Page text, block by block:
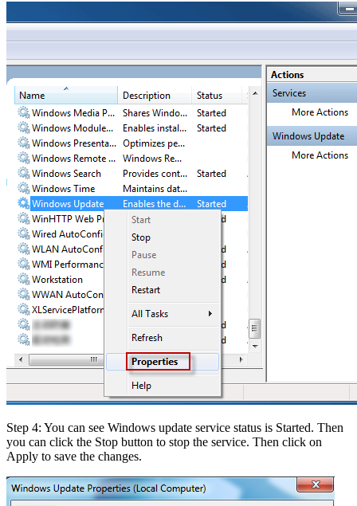
Step 4: You can see Windows update service status is Started. Then
you can click the Stop button to stop the service. Then click on
Apply to save the changes.